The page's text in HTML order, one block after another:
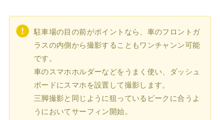
駐車場の目の前がポイントなら、車のフロントガ
ラスの内側から撮影することもワンチャンン可能
です。
車のスマホホルダーなどをうまく使い、ダッシュ
ボードにスマホを設置して撮影します。
三脚撮影と同じように狙っているピークに合うよ
うにおいてサーフィン開始。